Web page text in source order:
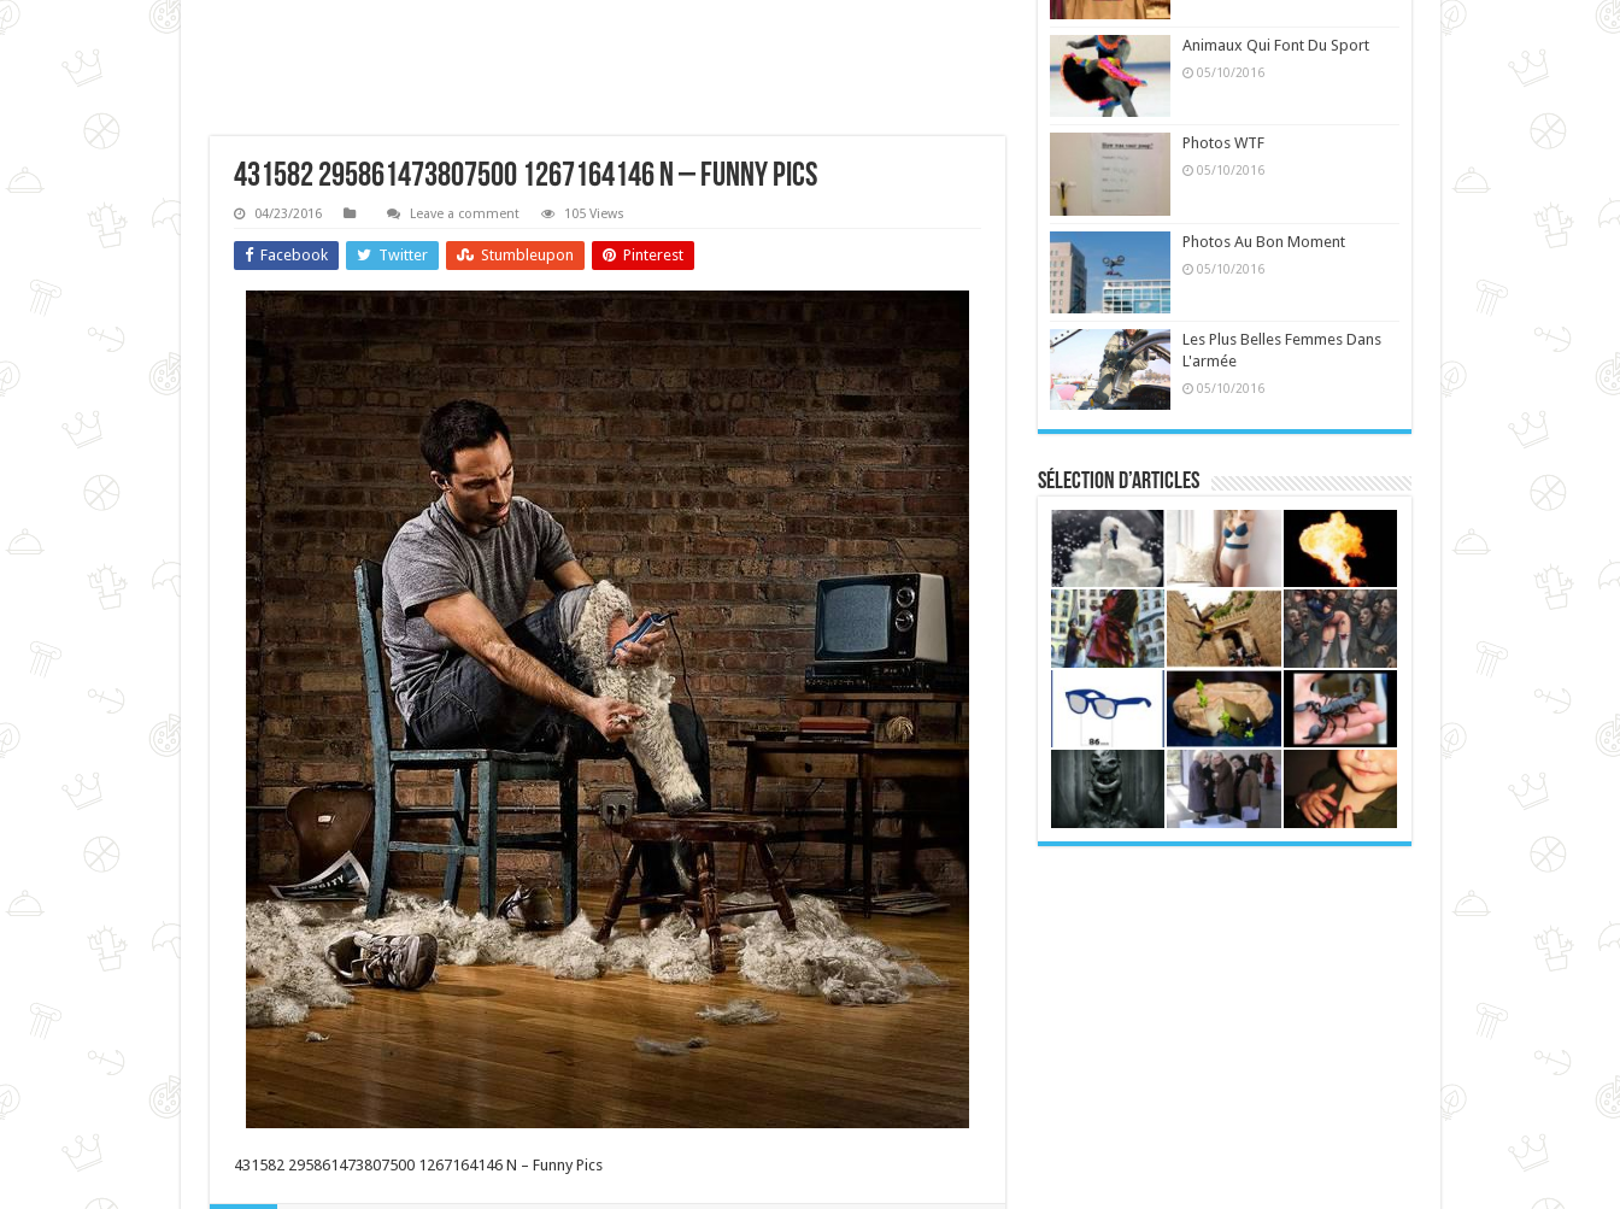
431582 295861473807500 1267164146 N – Funny Pics
04/23/2016 Leave a comment 105 Views
Facebook Twitter Stumbleupon Pinterest
431582 295861473807500 1267164146 N – Funny Pics
Animaux Qui Font Du Sport
05/10/2016
Photos WTF
05/10/2016
Photos Au Bon Moment
05/10/2016
Les Plus Belles Femmes Dans
L'armée
05/10/2016
Sélection d’articles